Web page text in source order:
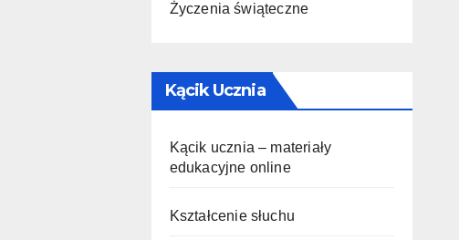
Życzenia świąteczne
Kącik Ucznia
Kącik ucznia – materiały
edukacyjne online
Kształcenie słuchu